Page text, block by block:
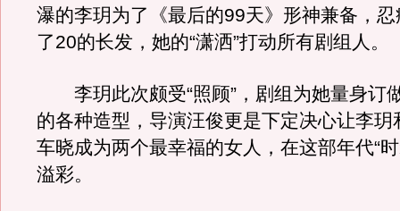
瀑的李玥为了《最后的99天》形神兼备，
了20的长发，她的“潇洒”打动所有剧组人。
李玥此次颇受“照顾”，剧组为她量身订
的各种造型，导演汪俊更是下定决心让李玥
车晓成为两个最幸福的女人，在这部年代“
溢彩。